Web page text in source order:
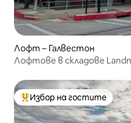
Лофт – Галвестон
Лофтове в складове
Най-популярен избор на
Избор на гостите